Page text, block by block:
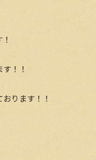
！！
ります！！